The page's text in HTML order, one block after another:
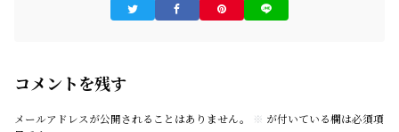
コメントを残す
メールアドレスが公開されることはありません。 ※ が付いている欄は必須項